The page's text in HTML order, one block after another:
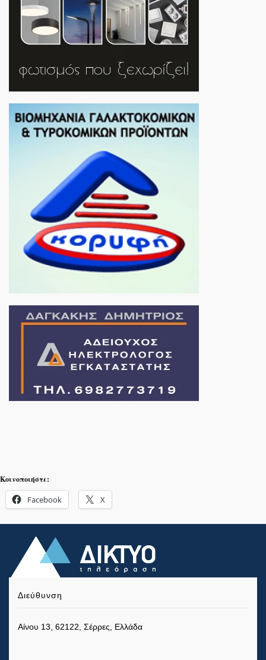
Κοινοποιήστε:
Facebook X
Διεύθυνση
Αίνου 13, 62122, Σέρρες, Ελλάδα